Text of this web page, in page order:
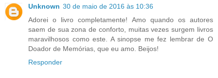
Unknown 30 de maio de 2016 às 10:36
Adorei o livro completamente! Amo quando os autores
saem de sua zona de conforto, muitas vezes surgem livros
maravilhosos como este. A sinopse me fez lembrar de O
Doador de Memórias, que eu amo. Beijos!
Responder